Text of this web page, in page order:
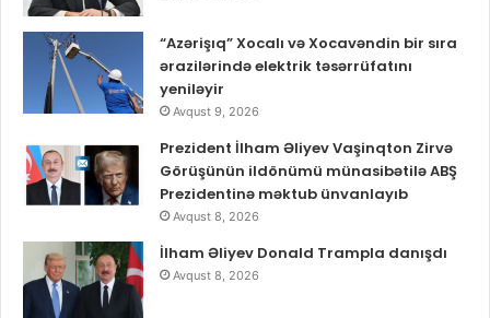
“Azərişıq” Xocalı və Xocavəndin bir sıra
ərazilərində elektrik təsərrüfatını
yeniləyir
Avqust 9, 2026
Prezident İlham Əliyev Vaşinqton Zirvə
Görüşünün ildönümü münasibətilə ABŞ
Prezidentinə məktub ünvanlayıb
Avqust 8, 2026
İlham Əliyev Donald Trampla danışdı
Avqust 8, 2026